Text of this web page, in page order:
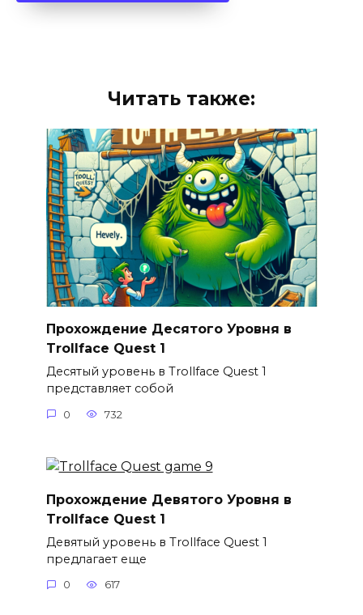
Читать также:
Прохождение Десятого Уровня в
Trollface Quest 1
Десятый уровень в Trollface Quest 1
представляет собой
0 732
Прохождение Девятого Уровня в
Trollface Quest 1
Девятый уровень в Trollface Quest 1
предлагает еще
0 617